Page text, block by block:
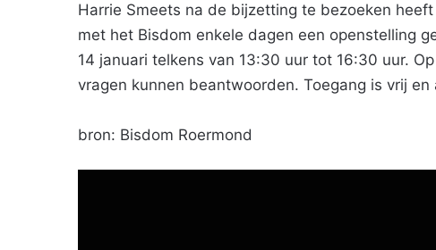
Harrie Smeets na de bijzetting te bezoeken
met het Bisdom enkele dagen een openstelling
14 januari telkens van 13:30 uur tot 16:30 uur.
vragen kunnen beantwoorden. Toegang is vrij
bron: Bisdom Roermond